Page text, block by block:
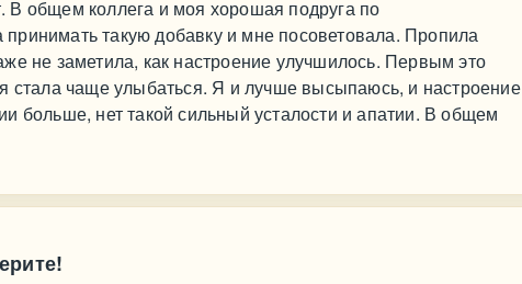
В общем коллега и моя хорошая подруга по
принимать такую добавку и мне посоветовала. Пропила
не заметила, как настроение улучшилось. Первым это
стала чаще улыбаться. Я и лучше высыпаюсь, и настроение
больше, нет такой сильный усталости и апатии. В общем